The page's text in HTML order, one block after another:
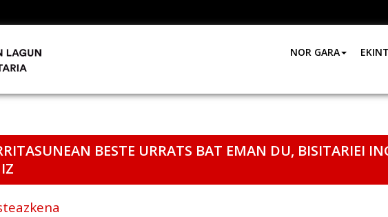
NOR GARA
BESTE URRATS BAT EMAN DU, BISITARIEI